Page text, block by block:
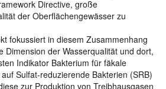
Directive, große
der Oberflächengewässer zu
fokussiert in diesem Zusammenhang
Dimension der Wasserqualität und dort,
Indikator Bakterium für fäkale
Sulfat-reduzierende Bakterien (SRB)
zur Produktion von Treibhausgasen